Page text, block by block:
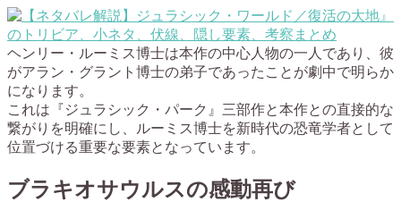
ヘンリー・ルーミス博士は本作の中心人物の一人であり、彼
がアラン・グラント博士の弟子であったことが劇中で明らか
になります。
これは『ジュラシック・パーク』三部作と本作との直接的な
繋がりを明確にし、ルーミス博士を新時代の恐竜学者として
位置づける重要な要素となっています。
ブラキオサウルスの感動再び